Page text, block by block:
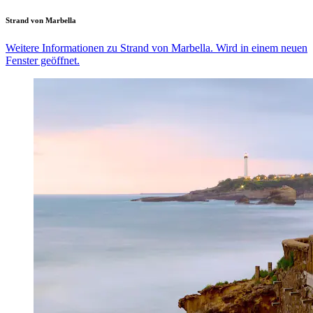
Strand von Marbella
Weitere Informationen zu Strand von Marbella. Wird in einem neuen
Fenster geöffnet.